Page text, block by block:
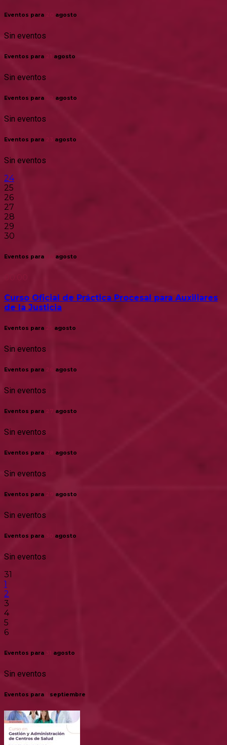
Eventos para agosto
Sin eventos
Eventos para agosto
Sin eventos
Eventos para agosto
Sin eventos
Eventos para agosto
Sin eventos
24
25
26
27
28
29
30
Eventos para agosto
Curso Oficial de Práctica Procesal para Auxiliares
de la Justicia
Eventos para agosto
Sin eventos
Eventos para agosto
Sin eventos
Eventos para agosto
Sin eventos
Eventos para agosto
Sin eventos
Eventos para agosto
Sin eventos
Eventos para agosto
Sin eventos
31
1
2
3
4
5
6
Eventos para agosto
Sin eventos
Eventos para septiembre